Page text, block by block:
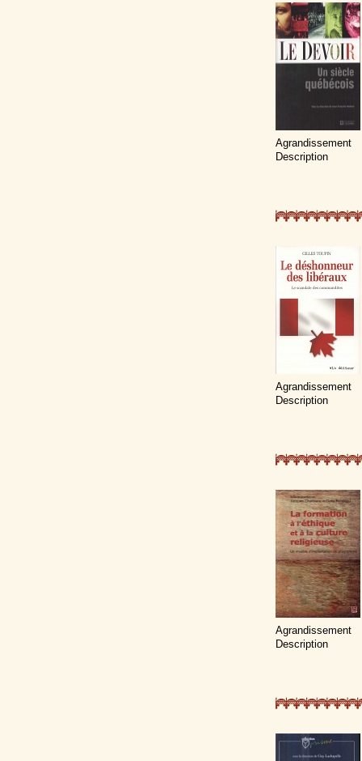
Agrandissement
Description
Agrandissement
Description
Agrandissement
Description